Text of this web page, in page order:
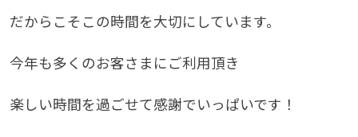
だからこそこの時間を大切にしています。
今年も多くのお客さまにご利用頂き
楽しい時間を過ごせて感謝でいっぱいです！